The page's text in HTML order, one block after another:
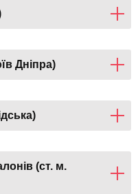
Дніпра)
(ст. м.